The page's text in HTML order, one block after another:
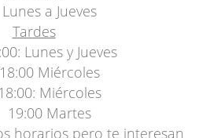
Lunes a Jueves
Tardes
Lunes y Jueves
18:00 Miércoles
18:00: Miércoles
19:00 Martes
horarios pero te interesan